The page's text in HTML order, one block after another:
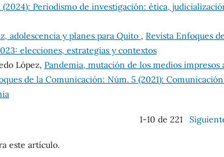
Periodismo de investigación: ética,
adolescencia y planes para Quito , Revista Enfoques
elecciones, estrategias y contextos
López, Pandemia, mutación de los medios impresos
de la Comunicación: Núm. 5 (2021):
1-10 de 221
este artículo.